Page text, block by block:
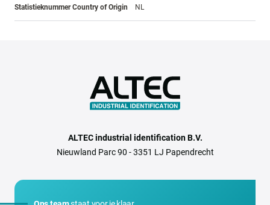
Statistieknummer Country of Origin NL
ALTEC industrial identification B.V.
Nieuwland Parc 90 - 3351 LJ Papendrecht